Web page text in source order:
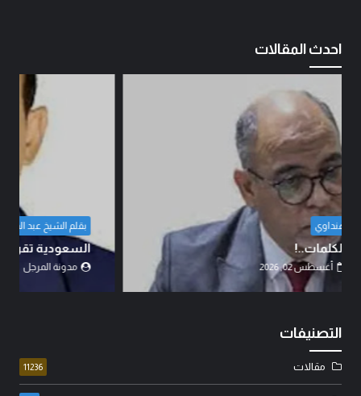
احدث المقالات
بقلم الشيخ عبد المنان السنبلي
السعودية تقرر التصعيد والمواجهة..!
مدونة المرجل أغسطس 02, 2026
التصنيفات
مقالات 11236